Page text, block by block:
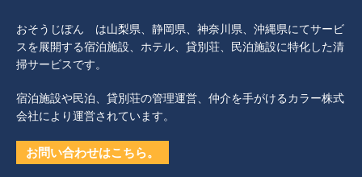
おそうじぽん は山梨県、静岡県、神奈川県、沖縄県にてサービ
スを展開する宿泊施設、ホテル、貸別荘、民泊施設に特化した清
掃サービスです。
宿泊施設や民泊、貸別荘の管理運営、仲介を手がけるカラー株式
会社により運営されています。
お問い合わせはこちら。